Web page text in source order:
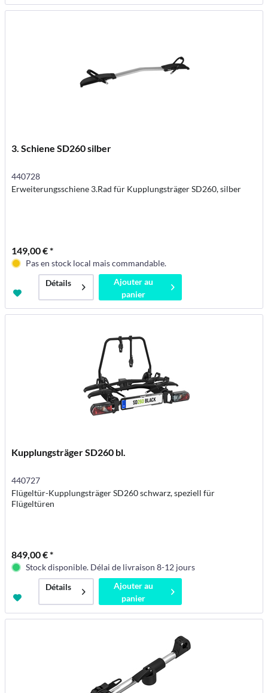
3. Schiene SD260 silber
440728
Erweiterungsschiene 3.Rad für Kupplungsträger SD260, silber
149,00 € *
Pas en stock local mais commandable.
Détails
Ajouter au
panier
Kupplungsträger SD260 bl.
440727
Flügeltür-Kupplungsträger SD260 schwarz, speziell für
Flügeltüren
849,00 € *
Stock disponible. Délai de livraison 8-12 jours
Détails
Ajouter au
panier